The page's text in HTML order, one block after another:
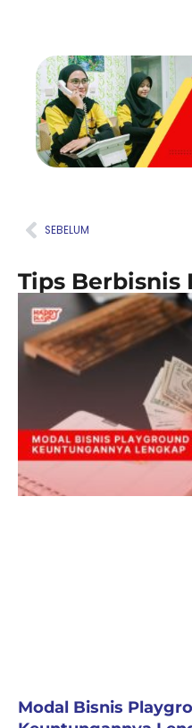
Prev
SEBELUM
Tips Berbisnis
Modal Bisnis